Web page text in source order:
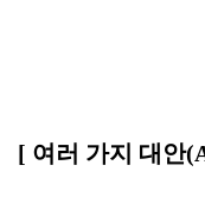
[ 여러 가지 대안